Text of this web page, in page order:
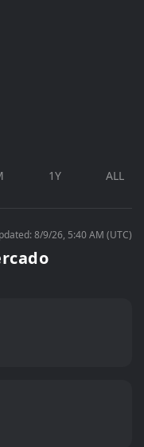
1Y ALL
8/9/26, 5:40 AM (UTC)